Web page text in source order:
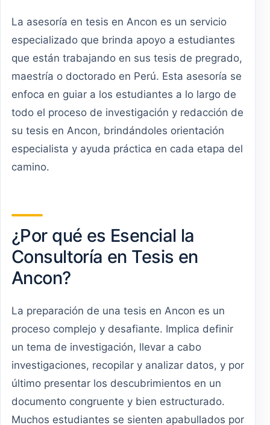
La asesoría en tesis en Ancon es un servicio
especializado que brinda apoyo a estudiantes
que están trabajando en sus tesis de pregrado,
maestría o doctorado en Perú. Esta asesoría se
enfoca en guiar a los estudiantes a lo largo de
todo el proceso de investigación y redacción de
su tesis en Ancon, brindándoles orientación
especialista y ayuda práctica en cada etapa del
camino.
¿Por qué es Esencial la
Consultoría en Tesis en
Ancon?
La preparación de una tesis en Ancon es un
proceso complejo y desafiante. Implica definir
un tema de investigación, llevar a cabo
investigaciones, recopilar y analizar datos, y por
último presentar los descubrimientos en un
documento congruente y bien estructurado.
Muchos estudiantes se sienten apabullados por